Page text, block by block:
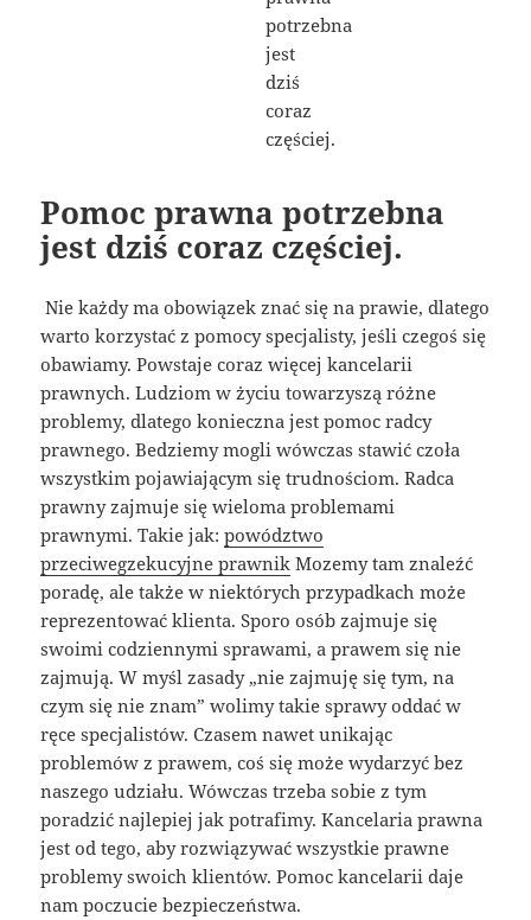
Pomoc prawna potrzebna
jest dziś coraz częściej.
Nie każdy ma obowiązek znać się na prawie, dlatego
warto korzystać z pomocy specjalisty, jeśli czegoś się
obawiamy. Powstaje coraz więcej kancelarii
prawnych. Ludziom w życiu towarzyszą różne
problemy, dlatego konieczna jest pomoc radcy
prawnego. Bedziemy mogli wówczas stawić czoła
wszystkim pojawiającym się trudnościom. Radca
prawny zajmuje się wieloma problemami
prawnymi. Takie jak:powództwo
przeciwegzekucyjne prawnik Mozemy tam znaleźć
poradę, ale także w niektórych przypadkach może
reprezentować klienta. Sporo osób zajmuje się
swoimi codziennymi sprawami, a prawem się nie
zajmują. W myśl zasady „nie zajmuję się tym, na
czym się nie znam” wolimy takie sprawy oddać w
ręce specjalistów. Czasem nawet unikając
problemów z prawem, coś się może wydarzyć bez
naszego udziału. Wówczas trzeba sobie z tym
poradzić najlepiej jak potrafimy. Kancelaria prawna
jest od tego, aby rozwiązywać wszystkie prawne
problemy swoich klientów. Pomoc kancelarii daje
nam poczucie bezpieczeństwa.